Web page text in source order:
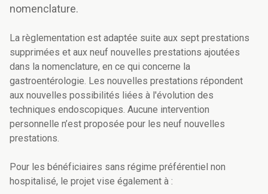
nomenclature.
La règlementation est adaptée suite aux sept prestations
supprimées et aux neuf nouvelles prestations ajoutées
dans la nomenclature, en ce qui concerne la
gastroentérologie. Les nouvelles prestations répondent
aux nouvelles possibilités liées à l'évolution des
techniques endoscopiques. Aucune intervention
personnelle n’est proposée pour les neuf nouvelles
prestations.
Pour les bénéficiaires sans régime préférentiel non
hospitalisé, le projet vise également à :